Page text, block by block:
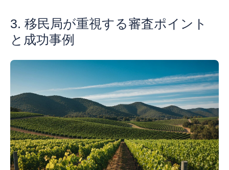
3. 移民局が重視する審査ポイント
と成功事例